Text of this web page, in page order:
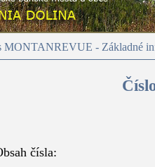
MONTANREVUE - Základné
čísla: